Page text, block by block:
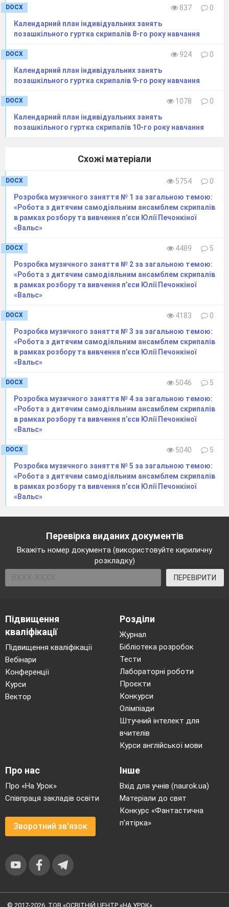
самокритичного
та відповідальності
особисте виконання
ансамблевих та
відпрацьовування
Розвиток
музичного слуху
«передчуття»
наступної ноти.
16.
Види
Види переходів,
«передчуття»
Види
позиційних
переходів
Види переходів,
відпрацьовування
Розвиток
наступної ноти.
18. Вібрація
планом. Слухання
19. Вібрація
Амплітуда
П’єси – робота за
планом. Слухання
20.
П’єси – робота за
DOCX 837
0
Календарний план індивідуальних занять
позашкільного гуртка скрипалів 8-го року навчання
DOCX 924
0
Календарний план індивідуальних занять
позашкільного гуртка скрипалів 9-го року навчання
DOCX 1078
0
Календарний план індивідуальних занять
позашкільного гуртка скрипалів 10-го року навчання
Схожі матеріали
DOCX 5754
0
Розробка музичного заняття № 1 за загальною темою:
«Робота з дитячим самодіяльним ансамблем скрипалів
в рамках розбору та вивчення п’єси Юлії Печонкіної
«Вальс»
DOCX 4489
5
Розробка музичного заняття № 2 за загальною темою:
«Робота з дитячим самодіяльним ансамблем скрипалів
в рамках розбору та вивчення п’єси Юлії Печонкіної
«Вальс»
DOCX 4183
0
Розробка музичного заняття № 3 за загальною темою:
«Робота з дитячим самодіяльним ансамблем скрипалів
в рамках розбору та вивчення п’єси Юлії Печонкіної
«Вальс»
DOCX 5046
5
Розробка музичного заняття № 4 за загальною темою:
«Робота з дитячим самодіяльним ансамблем скрипалів
в рамках розбору та вивчення п’єси Юлії Печонкіної
«Вальс»
DOCX 5040
5
Розробка музичного заняття № 5 за загальною темою:
«Робота з дитячим самодіяльним ансамблем скрипалів
в рамках розбору та вивчення п’єси Юлії Печонкіної
«Вальс»
Перевірка виданих документів
Вкажіть номер документа (використовуйте кириличну
розкладку)
ПЕРЕВІРИТИ
Підвищення
кваліфікації
Підвищення кваліфікації
Вебінари
Конференції
Курси
Вектор
Розділи
Журнал
Бібліотека розробок
Тести
Лабораторні роботи
Проєкти
Конкурси
Олімпіади
Штучний інтелект для
вчителів
Курси англійської мови
Про нас
Про «На Урок»
Співпраця закладів освіти
Зворотний зв'язок
Інше
Вхід для учнів (naurok.ua)
Матеріали до свят
Конкурс «Фантастична
п’ятірка»
© 2017-2026, ТОВ «ОСВІТНІЙ ЦЕНТР «НА УРОК»